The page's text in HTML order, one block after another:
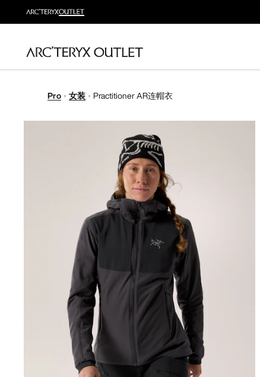
Pro 女装 Practitioner AR连帽衣